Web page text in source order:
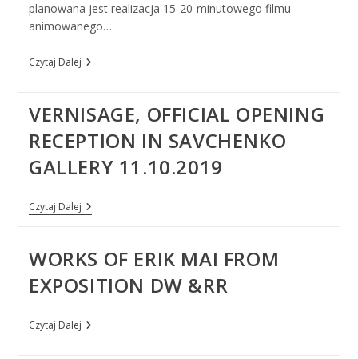
planowana jest realizacja 15-20-minutowego filmu
animowanego…
Czytaj DalejGdański
Stypendium
A
Edycja
2024
Roku.
Serhiy
Savchenko.
Dziejów
Gdańska.
VERNISAGE, OFFICIAL OPENING
RECEPTION IN SAVCHENKO
GALLERY 11.10.2019
Czytaj DalejVernisage,
Official
In
Savchenko
Gallery
11.10.2019
WORKS OF ERIK MAI FROM
EXPOSITION DW &RR
Czytaj DalejWorks
Of